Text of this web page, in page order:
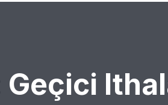
Geçici